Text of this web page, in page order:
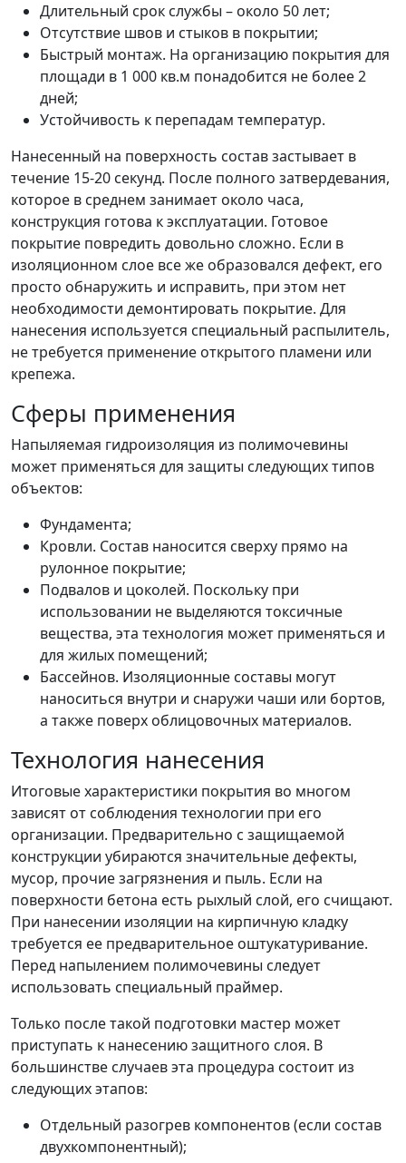
Длительный срок службы – около 50 лет;
Отсутствие швов и стыков в покрытии;
Быстрый монтаж. На организацию покрытия для
площади в 1 000 кв.м понадобится не более 2
дней;
Устойчивость к перепадам температур.
Нанесенный на поверхность состав застывает в
течение 15-20 секунд. После полного затвердевания,
которое в среднем занимает около часа,
конструкция готова к эксплуатации. Готовое
покрытие повредить довольно сложно. Если в
изоляционном слое все же образовался дефект, его
просто обнаружить и исправить, при этом нет
необходимости демонтировать покрытие. Для
нанесения используется специальный распылитель,
не требуется применение открытого пламени или
крепежа.
Сферы применения
Напыляемая гидроизоляция из полимочевины
может применяться для защиты следующих типов
объектов:
Фундамента;
Кровли. Состав наносится сверху прямо на
рулонное покрытие;
Подвалов и цоколей. Поскольку при
использовании не выделяются токсичные
вещества, эта технология может применяться и
для жилых помещений;
Бассейнов. Изоляционные составы могут
наноситься внутри и снаружи чаши или бортов,
а также поверх облицовочных материалов.
Технология нанесения
Итоговые характеристики покрытия во многом
зависят от соблюдения технологии при его
организации. Предварительно с защищаемой
конструкции убираются значительные дефекты,
мусор, прочие загрязнения и пыль. Если на
поверхности бетона есть рыхлый слой, его счищают.
При нанесении изоляции на кирпичную кладку
требуется ее предварительное оштукатуривание.
Перед напылением полимочевины следует
использовать специальный праймер.
Только после такой подготовки мастер может
приступать к нанесению защитного слоя. В
большинстве случаев эта процедура состоит из
следующих этапов:
Отдельный разогрев компонентов (если состав
двухкомпонентный);